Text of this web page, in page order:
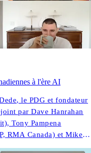
à l'ère AI
le PDG et fondateur
par Dave Hanrahan
Tony Pampena
RMA Canada) et Mike